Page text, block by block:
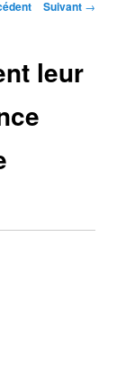
Suivant →
leur